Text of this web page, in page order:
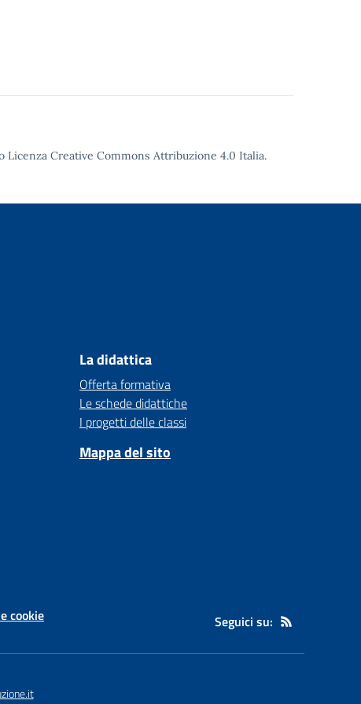
Licenza Creative Commons Attribuzione 4.0 Italia.
La didattica
Offerta formativa
Le schede didattiche
I progetti delle classi
Mappa del sito
cookie Seguici su: